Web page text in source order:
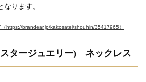
ります。
https://brandear.jp/kakosatei/shouhin/35417965）
タージュエリー) ネックレス